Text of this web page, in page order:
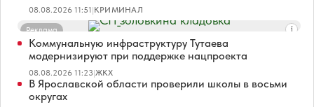
08.08.2026 11:51|КРИМИНАЛ
Реклама
Коммунальную инфраструктуру Тутаева
модернизируют при поддержке нацпроекта
08.08.2026 11:23|ЖКХ
В Ярославской области проверили школы в восьми
округах